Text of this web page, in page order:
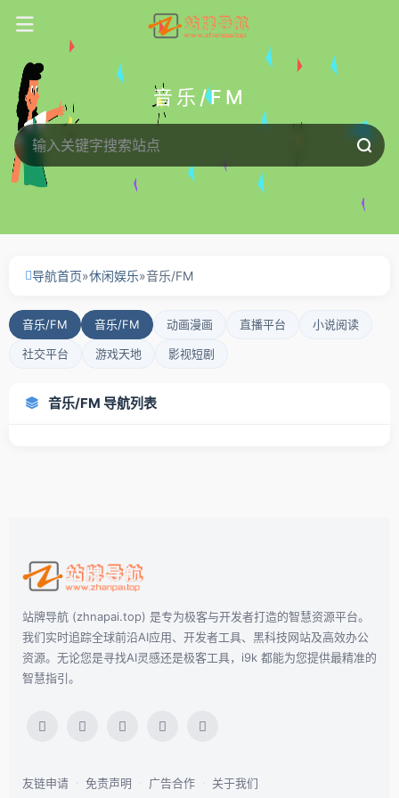
音乐/FM
导航首页»休闲娱乐»音乐/FM
音乐/FM 音乐/FM 动画漫画 直播平台 小说阅读
社交平台 游戏天地 影视短剧
音乐/FM 导航列表
站牌导航 (zhnapai.top) 是专为极客与开发者打造的智慧资源平台。
我们实时追踪全球前沿AI应用、开发者工具、黑科技网站及高效办公
资源。无论您是寻找AI灵感还是极客工具，i9k 都能为您提供最精准的
智慧指引。
友链申请 · 免责声明 · 广告合作 · 关于我们